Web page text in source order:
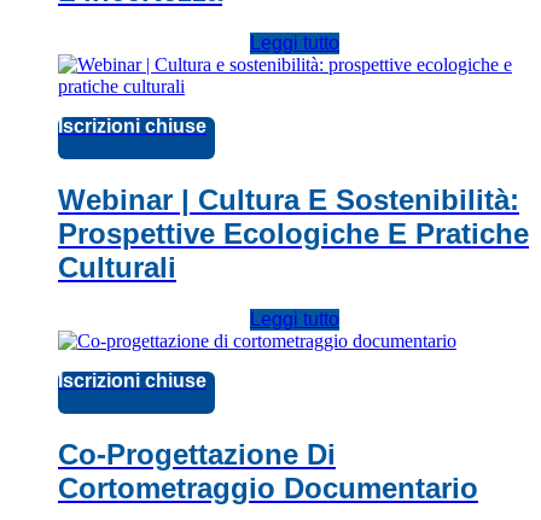
Leggi tutto
Iscrizioni chiuse
Webinar | Cultura E Sostenibilità:
Prospettive Ecologiche E Pratiche
Culturali
Leggi tutto
Iscrizioni chiuse
Co-Progettazione Di
Cortometraggio Documentario